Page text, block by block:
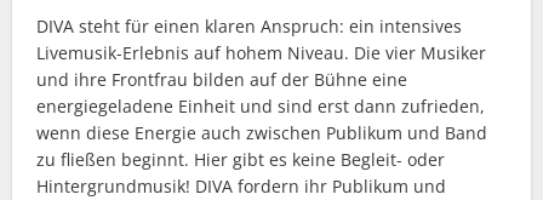
DIVA steht für einen klaren Anspruch: ein intensives
Livemusik-Erlebnis auf hohem Niveau. Die vier Musiker
und ihre Frontfrau bilden auf der Bühne eine
energiegeladene Einheit und sind erst dann zufrieden,
wenn diese Energie auch zwischen Publikum und Band
zu fließen beginnt. Hier gibt es keine Begleit- oder
Hintergrundmusik! DIVA fordern ihr Publikum und